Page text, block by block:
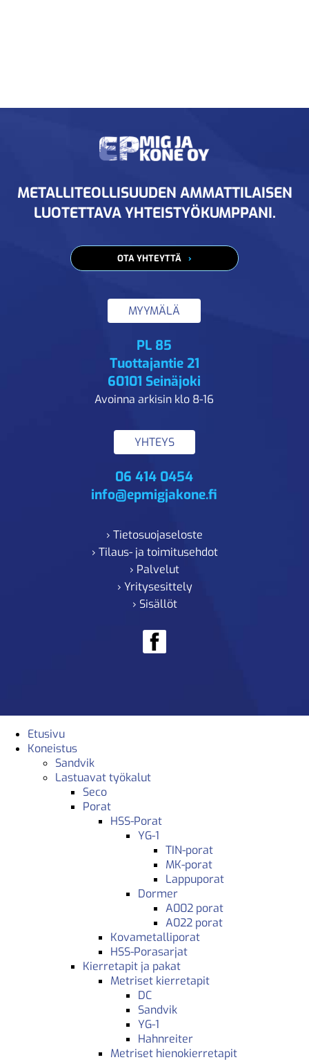
METALLITEOLLISUUDEN AMMATTILAISEN
LUOTETTAVA YHTEISTYÖKUMPPANI.
OTA YHTEYTTÄ
MYYMÄLÄ
PL 85
Tuottajantie 21
60101 Seinäjoki
Avoinna arkisin klo 8-16
YHTEYS
06 414 0454
info@epmigjakone.fi
› Tietosuojaseloste
› Tilaus- ja toimitusehdot
› Palvelut
› Yritysesittely
› Sisällöt
Etusivu
Koneistus
Sandvik
Lastuavat työkalut
Seco
Porat
HSS-Porat
YG-1
TIN-porat
MK-porat
Lappuporat
Dormer
A002 porat
A022 porat
Kovametalliporat
HSS-Porasarjat
Kierretapit ja pakat
Metriset kierretapit
DC
Sandvik
YG-1
Hahnreiter
Metriset hienokierretapit